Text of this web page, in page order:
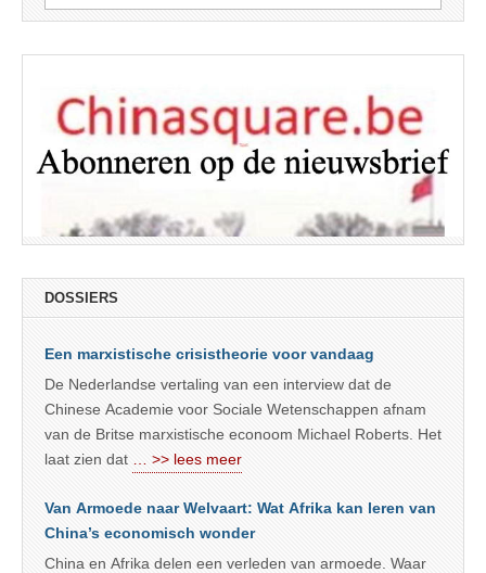
naar:
DOSSIERS
Een marxistische crisistheorie voor vandaag
De Nederlandse vertaling van een interview dat de
Chinese Academie voor Sociale Wetenschappen afnam
van de Britse marxistische econoom Michael Roberts. Het
laat zien dat … >> lees meer
Van Armoede naar Welvaart: Wat Afrika kan leren van
China’s economisch wonder
China en Afrika delen een verleden van armoede. Waar